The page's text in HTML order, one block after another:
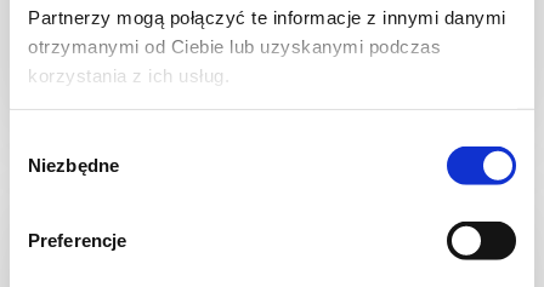
Partnerzy mogą połączyć te informacje z innymi danymi
otrzymanymi od Ciebie lub uzyskanymi podczas
korzystania z ich usług.
zgody
Niezbędne
Preferencje